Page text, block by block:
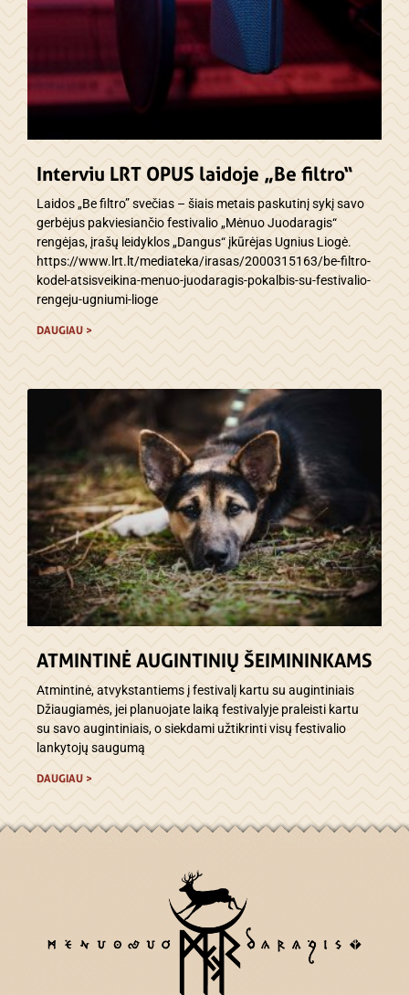
Interviu LRT OPUS laidoje „Be filtro“
Laidos „Be filtro” svečias – šiais metais paskutinį sykį savo
gerbėjus pakviesiančio festivalio „Mėnuo Juodaragis“
rengėjas, įrašų leidyklos „Dangus“ įkūrėjas Ugnius Liogė.
https://www.lrt.lt/mediateka/irasas/2000315163/be-filtro-
kodel-atsisveikina-menuo-juodaragis-pokalbis-su-festivalio-
rengeju-ugniumi-lioge
DAUGIAU >
ATMINTINĖ AUGINTINIŲ ŠEIMININKAMS
Atmintinė, atvykstantiems į festivalį kartu su augintiniais
Džiaugiamės, jei planuojate laiką festivalyje praleisti kartu
su savo augintiniais, o siekdami užtikrinti visų festivalio
lankytojų saugumą
DAUGIAU >